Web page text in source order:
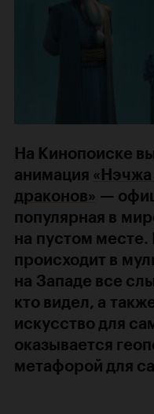
На Кинопоиске
анимация
драконов» —
популярная в
на пустом
происходит в
на Западе все
кто видел, а
искусство для
оказывается
метафорой для